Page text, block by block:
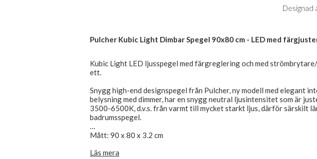
Designad
Pulcher Kubic Light Dimbar Spegel 90x80 cm - LED med
Kubic Light LED ljusspegel med färgreglering och med
ett.
Snygg high-end designspegel från Pulcher, ny modell med elegant
belysning med dimmer, har en snygg neutral ljusintensitet som är
3500-6500K, d.v.s. från varmt till mycket starkt ljus, därför särskilt
badrumsspegel.
Mått: 90 x 80 x 3,2 cm
Läs mera